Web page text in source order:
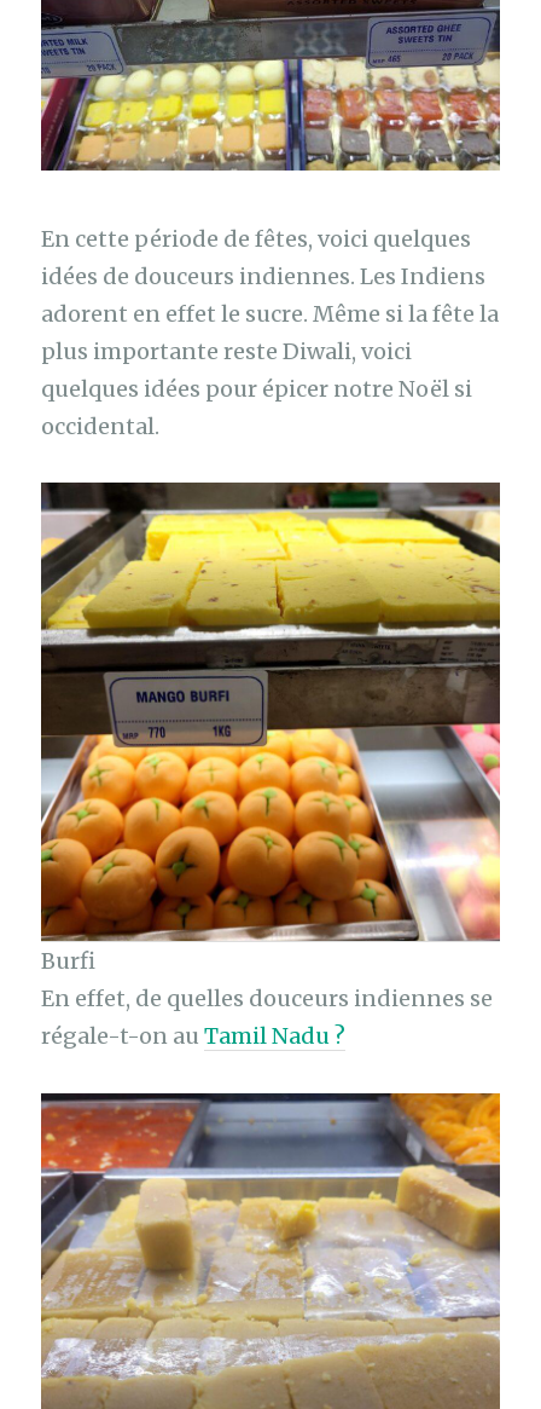
En cette période de fêtes, voici quelques
idées de douceurs indiennes. Les Indiens
adorent en effet le sucre. Même si la fête la
plus importante reste Diwali, voici
quelques idées pour épicer notre Noël si
occidental.
Burfi
En effet, de quelles douceurs indiennes se
régale-t-on auTamil Nadu ?